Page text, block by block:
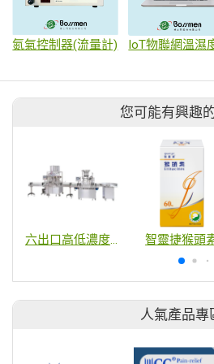
氮氣控制器(流量計)
您可能有興趣
六出口高低濃度自動定量填充下蓋鎖蓋機 智靈捷猴頭
人氣產品專